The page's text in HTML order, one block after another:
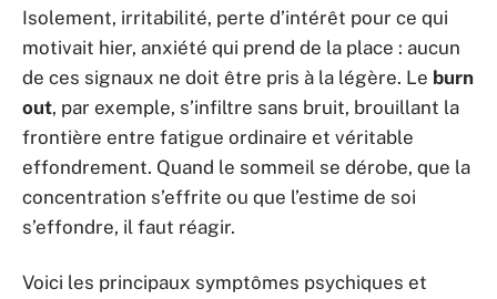
Isolement, irritabilité, perte d’intérêt pour ce qui
motivait hier, anxiété qui prend de la place : aucun
de ces signaux ne doit être pris à la légère. Le burn
out, par exemple, s’infiltre sans bruit, brouillant la
frontière entre fatigue ordinaire et véritable
effondrement. Quand le sommeil se dérobe, que la
concentration s’effrite ou que l’estime de soi
s’effondre, il faut réagir.
Voici les principaux symptômes psychiques et